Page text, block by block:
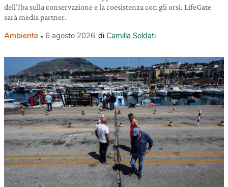
dell’Iba sulla conservazione e la coesistenza con gli orsi. LifeGate
sarà media partner.
Ambiente 6 agosto 2026 di Camilla Soldati